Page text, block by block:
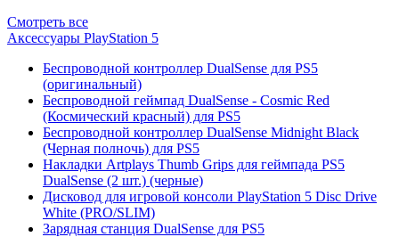
Смотреть все
Аксессуары PlayStation 5
Беспроводной контроллер DualSense для PS5
(оригинальный)
Беспроводной геймпад DualSense - Cosmic Red
(Космический красный) для PS5
Беспроводной контроллер DualSense Midnight Black
(Черная полночь) для PS5
Накладки Artplays Thumb Grips для геймпада PS5
DualSense (2 шт.) (черные)
Дисковод для игровой консоли PlayStation 5 Disc Drive
White (PRO/SLIM)
Зарядная станция DualSense для PS5